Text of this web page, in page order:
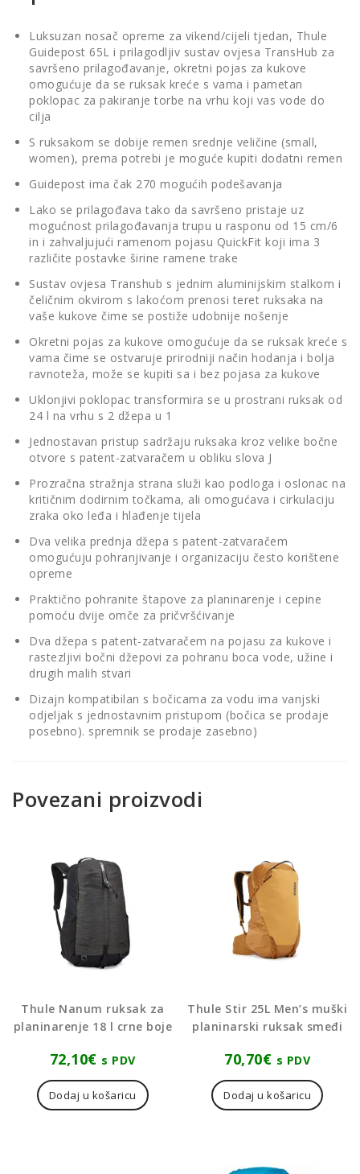
Luksuzan nosač opreme za vikend/cijeli tjedan, Thule
Guidepost 65L i prilagodljiv sustav ovjesa TransHub za
savršeno prilagođavanje, okretni pojas za kukove
omogućuje da se ruksak kreće s vama i pametan
poklopac za pakiranje torbe na vrhu koji vas vode do
cilja
S ruksakom se dobije remen srednje veličine (small,
women), prema potrebi je moguće kupiti dodatni remen
Guidepost ima čak 270 mogućih podešavanja
Lako se prilagođava tako da savršeno pristaje uz
mogućnost prilagođavanja trupu u rasponu od 15 cm/6
in i zahvaljujući ramenom pojasu QuickFit koji ima 3
različite postavke širine ramene trake
Sustav ovjesa Transhub s jednim aluminijskim stalkom i
čeličnim okvirom s lakoćom prenosi teret ruksaka na
vaše kukove čime se postiže udobnije nošenje
Okretni pojas za kukove omogućuje da se ruksak kreće s
vama čime se ostvaruje prirodniji način hodanja i bolja
ravnoteža, može se kupiti sa i bez pojasa za kukove
Uklonjivi poklopac transformira se u prostrani ruksak od
24 l na vrhu s 2 džepa u 1
Jednostavan pristup sadržaju ruksaka kroz velike bočne
otvore s patent-zatvaračem u obliku slova J
Prozračna stražnja strana služi kao podloga i oslonac na
kritičnim dodirnim točkama, ali omogućava i cirkulaciju
zraka oko leđa i hlađenje tijela
Dva velika prednja džepa s patent-zatvaračem
omogućuju pohranjivanje i organizaciju često korištene
opreme
Praktično pohranite štapove za planinarenje i cepine
pomoću dvije omče za pričvršćivanje
Dva džepa s patent-zatvaračem na pojasu za kukove i
rastezljivi bočni džepovi za pohranu boca vode, užine i
drugih malih stvari
Dizajn kompatibilan s bočicama za vodu ima vanjski
odjeljak s jednostavnim pristupom (bočica se prodaje
posebno). spremnik se prodaje zasebno)
Povezani proizvodi
Thule Nanum ruksak za
planinarenje 18 l crne boje
72,10€ s PDV
Dodaj u košaricu
Thule Stir 25L Men’s muški
planinarski ruksak smeđi
70,70€ s PDV
Dodaj u košaricu